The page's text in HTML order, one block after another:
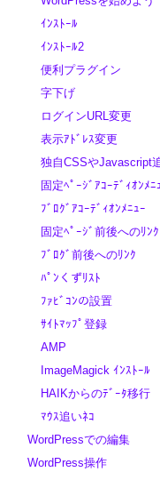
ｲﾝｽﾄｰﾙ
ｲﾝｽﾄｰﾙ2
便利プラグイン
字下げ
ログインURL変更
表示ｱﾄﾞﾚｽ変更
独自CSSやJavascript
固定ﾍﾟｰｼﾞｱｺｰﾃﾞｨｵﾝﾒﾆ
ﾌﾞﾛｸﾞｱｺｰﾃﾞｨｵﾝﾒﾆｭｰ
固定ﾍﾟｰｼﾞ前後へのﾘﾝｸ
ﾌﾞﾛｸﾞ前後へのﾘﾝｸ
ﾊﾟﾝくずﾘｽﾄ
ﾌｧﾋﾞｺﾝの設置
ｻｲﾄﾏｯﾌﾟ登録
AMP
ImageMagick ｲﾝｽﾄｰﾙ
HAIKからのﾃﾞｰﾀ移行
ﾏｳｽ追いﾈｺ
WordPressでの編集
WordPress操作